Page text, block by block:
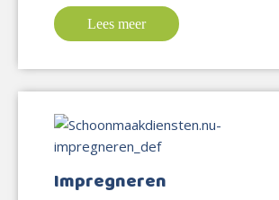
Lees meer
Impregneren